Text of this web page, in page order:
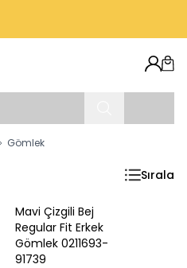
Gömlek
Sırala
%10
Mavi Çizgili Bej
Regular Fit Erkek
Gömlek 0211693-
91739